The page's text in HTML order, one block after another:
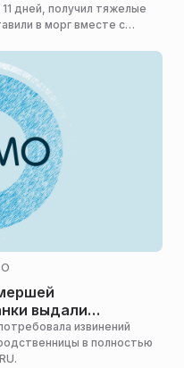
дней, получил тяжелые
в морг вместе с
Kazanfirst.ru.
выдали
извинений
в полностью